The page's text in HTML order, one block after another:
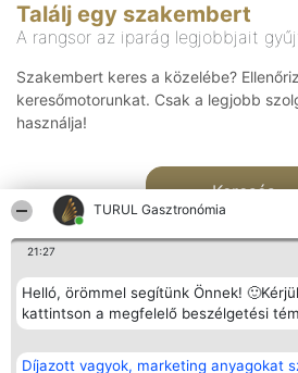
TURUL Gasztronómia
21:27
Helló, örömmel segítünk Önnek!
kattintson a megfelelő beszélgetési
Díjazott vagyok, marketing anyagokat
Találj egy szakembert
A rangsor az iparág legjobbjait
Szakembert keres a közelébe?
keresőmotorunkat. Csak a legjobb
használja!
Keresés
Rangsorszervező
SC Beautiful Company S.R.L.
Népszavazás
Nyertesek